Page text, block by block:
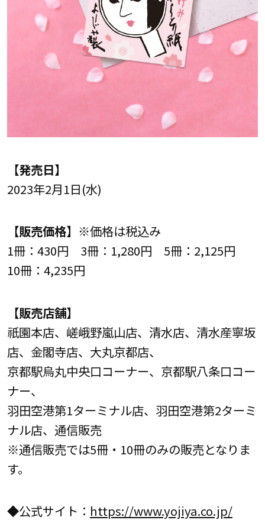
【発売日】
2023年2月1日(水)
【販売価格】 ※価格は税込み
1冊：430円 3冊：1,280円 5冊：2,125円
10冊：4,235円
【販売店舗】
祇園本店、嵯峨野嵐山店、清水店、清水産寧坂
店、金閣寺店、大丸京都店、
京都駅烏丸中央口コーナー、京都駅八条口コー
ナー、
羽田空港第1ターミナル店、羽田空港第2ターミ
ナル店、通信販売
※通信販売では5冊・10冊のみの販売となりま
す。
◆公式サイト： https://www.yojiya.co.jp/